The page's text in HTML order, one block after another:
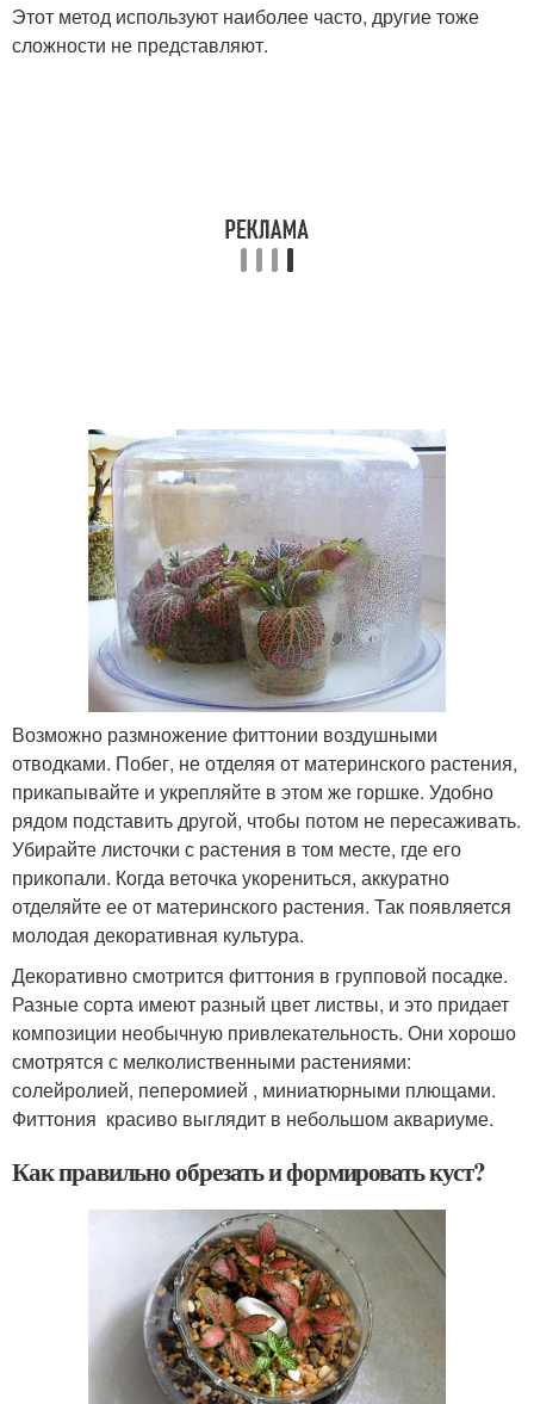
Этот метод используют наиболее часто, другие тоже
сложности не представляют.
Возможно размножение фиттонии воздушными
отводками. Побег, не отделяя от материнского растения,
прикапывайте и укрепляйте в этом же горшке. Удобно
рядом подставить другой, чтобы потом не пересаживать.
Убирайте листочки с растения в том месте, где его
прикопали. Когда веточка укорениться, аккуратно
отделяйте ее от материнского растения. Так появляется
молодая декоративная культура.
Декоративно смотрится фиттония в групповой посадке.
Разные сорта имеют разный цвет листвы, и это придает
композиции необычную привлекательность. Они хорошо
смотрятся с мелколиственными растениями:
солейролией, пеперомией , миниатюрными плющами.
Фиттония красиво выглядит в небольшом аквариуме.
Как правильно обрезать и формировать куст?